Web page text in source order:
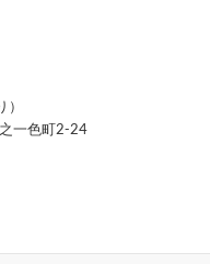
一色町2-24